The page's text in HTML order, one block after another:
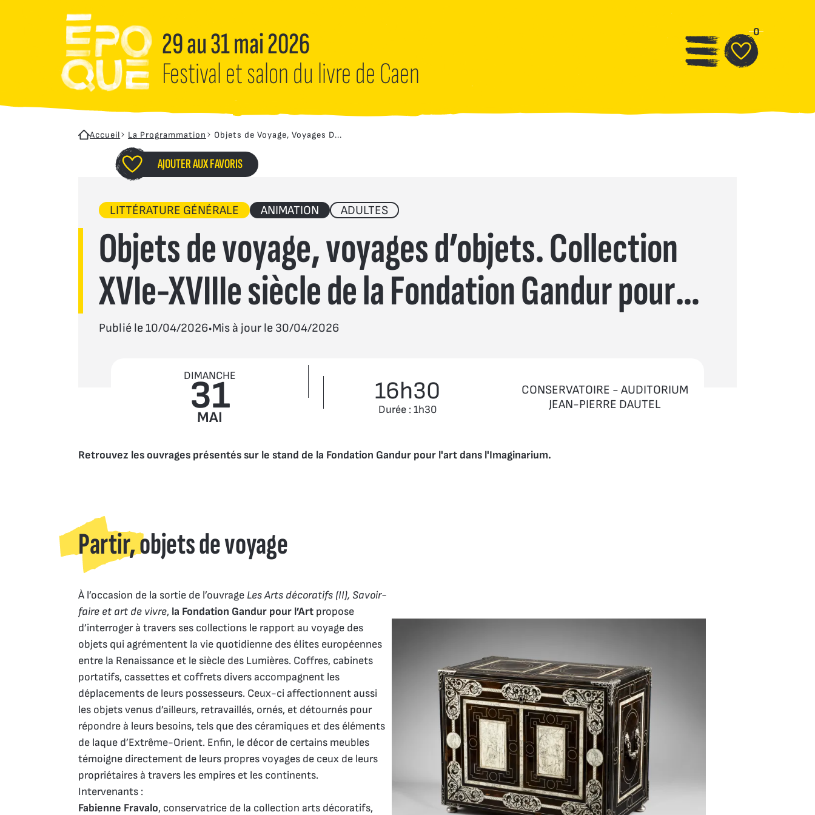
29 au 31 mai 2026
Festival et salon du livre de Caen
0
Accueil La Programmation Objets de Voyage, Voyages D...
AJOUTER AUX FAVORIS
LITTÉRATURE GÉNÉRALE ANIMATION ADULTES
Objets de voyage, voyages d’objets. Collection
XVIe-XVIIIe siècle de la Fondation Gandur pour
l’Art
Publié le 10/04/2026.Mis à jour le 30/04/2026
DIMANCHE
31
MAI
16h30
Durée : 1h30
CONSERVATOIRE - AUDITORIUM
JEAN-PIERRE DAUTEL
Retrouvez les ouvrages présentés sur le stand de la Fondation Gandur pour l'art dans l'Imaginarium.
Partir, objets de voyage
À l’occasion de la sortie de l’ouvrage Les Arts décoratifs (II), Savoir-
faire et art de vivre, la Fondation Gandur pour l’Art propose
d’interroger à travers ses collections le rapport au voyage des
objets qui agrémentent la vie quotidienne des élites européennes
entre la Renaissance et le siècle des Lumières. Coffres, cabinets
portatifs, cassettes et coffrets divers accompagnent les
déplacements de leurs possesseurs. Ceux-ci affectionnent aussi
les objets venus d’ailleurs, retravaillés, ornés, et détournés pour
répondre à leurs besoins, tels que des céramiques et des éléments
de laque d’Extrême-Orient. Enfin, le décor de certains meubles
témoigne directement de leurs propres voyages de ceux de leurs
propriétaires à travers les empires et les continents.
Intervenants :
Fabienne Fravalo, conservatrice de la collection arts décoratifs,